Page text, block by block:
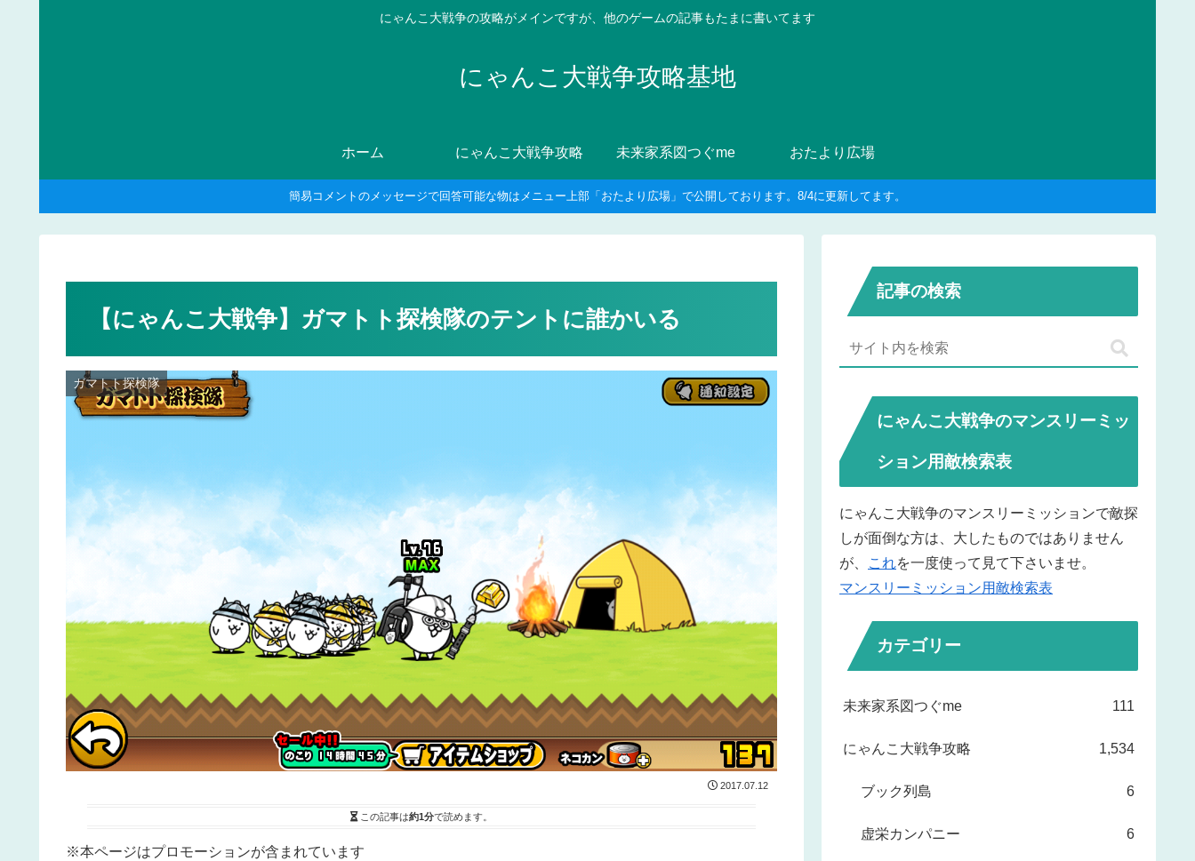
にゃんこ大戦争の攻略がメインですが、他のゲームの記事もたまに書いてます
にゃんこ大戦争攻略基地
ホーム にゃんこ大戦争攻略 未来家系図つぐme おたより広場
簡易コメントのメッセージで回答可能な物はメニュー上部「おたより広場」で公開しております。8/4に更新してます。
【にゃんこ大戦争】ガマトト探検隊のテントに誰かいる
ガマトト探検隊
2017.07.12
この記事は約1分で読めます。
※本ページはプロモーションが含まれています
記事の検索
にゃんこ大戦争のマンスリーミッ
ション用敵検索表
にゃんこ大戦争のマンスリーミッションで敵探
しが面倒な方は、大したものではありません
が、
これを一度使って見て下さいませ。
マンスリーミッション用敵検索表
カテゴリー
未来家系図つぐme 111
にゃんこ大戦争攻略 1,534
ブック列島 6
虚栄カンパニー 6